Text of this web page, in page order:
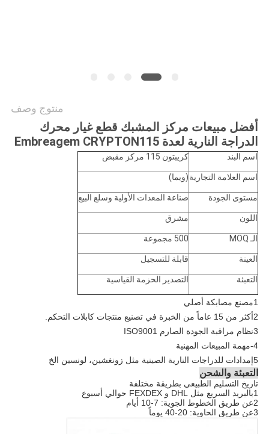
منتوج وصف
أفضل مبيعات مركز المشبك قطع غيار محرك
الدراجة النارية لعدة Embreagem CRYPTON115
اسم البند كريبتون 115 مركز مقبض
اسم العلامة التجارية(ويما)
مستوى الجودة صناعة المعدات الأولية وسلع البيع
اللون مشرق
الـ MOQ 500 مجموعة
العينة قابلة للتسجيل
التعبئة التصدير الحزمة القياسية
1مصنع مصابكة أصلي
2أكثر من 15 عاماً من الخبرة في تصنيع منتجات كابلات التحكم.
3نظام مراقبة الجودة الصارم ISO9001
4-مهمة المبيعات المهنية
5إمدادات للدراجات النارية الصينية مثل زونغشين، لونسين الخ
التعبئة والشحن
تاريخ التسليم الطبيعي بطريقة مختلفة
1بالبريد السريع مثل DHL و FEXDEX حوالي أسبوع
2عن طريق الخطوط الجوية: 7-10 أيام
3عن طريق الحاوية: 20-40 يوماً